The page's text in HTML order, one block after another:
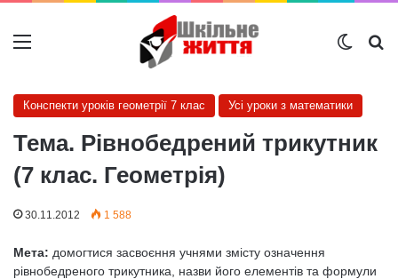
Меню
Конспекти уроків геометрії 7 клас Усі уроки з математики
Тема. Рівнобедрений трикутник
(7 клас. Геометрія)
30.11.2012 1 588
Мета: домогтися засвоєння учнями змісту означення
рівнобедреного трикутника, назви його елементів та формули